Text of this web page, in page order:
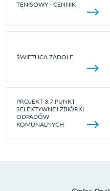
TENISOWY - CENNIK
ŚWIETLICA ZADOLE
PROJEKT 3.7 PUNKT
SELEKTYWNEJ ZBIÓRKI
ODPADÓW
KOMUNALNYCH